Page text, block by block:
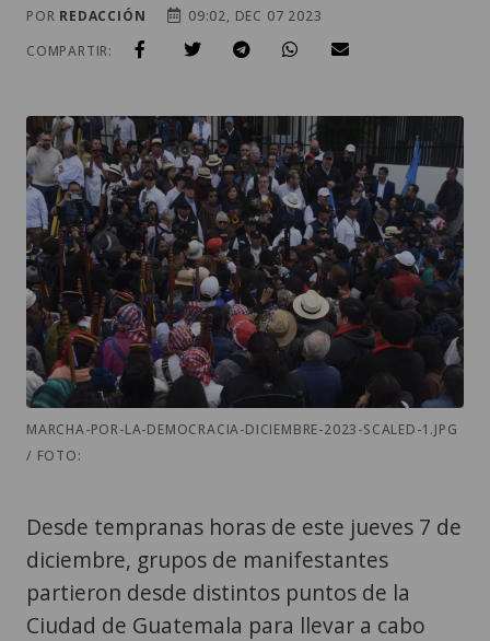
POR REDACCIÓN
09:02, DEC 07 2023
COMPARTIR:
MARCHA-POR-LA-DEMOCRACIA-DICIEMBRE-2023-SCALED-1.JPG
/ FOTO:
Desde tempranas horas de este jueves 7 de
diciembre, grupos de manifestantes
partieron desde distintos puntos de la
Ciudad de Guatemala para llevar a cabo